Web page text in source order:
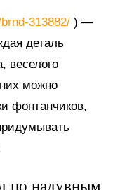
313882/ ) —
деталь
веселого
можно
фонтанчиков,
по надувным